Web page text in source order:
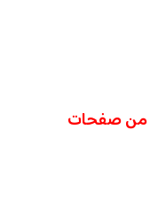
من صفحات